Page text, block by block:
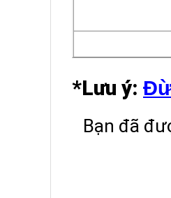
Công
*Lưu ý:
Bạn đã